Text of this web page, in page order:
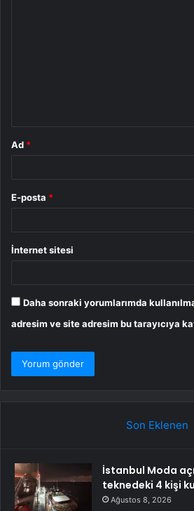
Ad *
E-posta *
İnternet sitesi
Daha sonraki yorumlarımda
adresim ve site adresim bu tarayıcıya
Son Eklenen
İstanbul Moda
teknedeki 4 kişi
Ağustos 8, 2026